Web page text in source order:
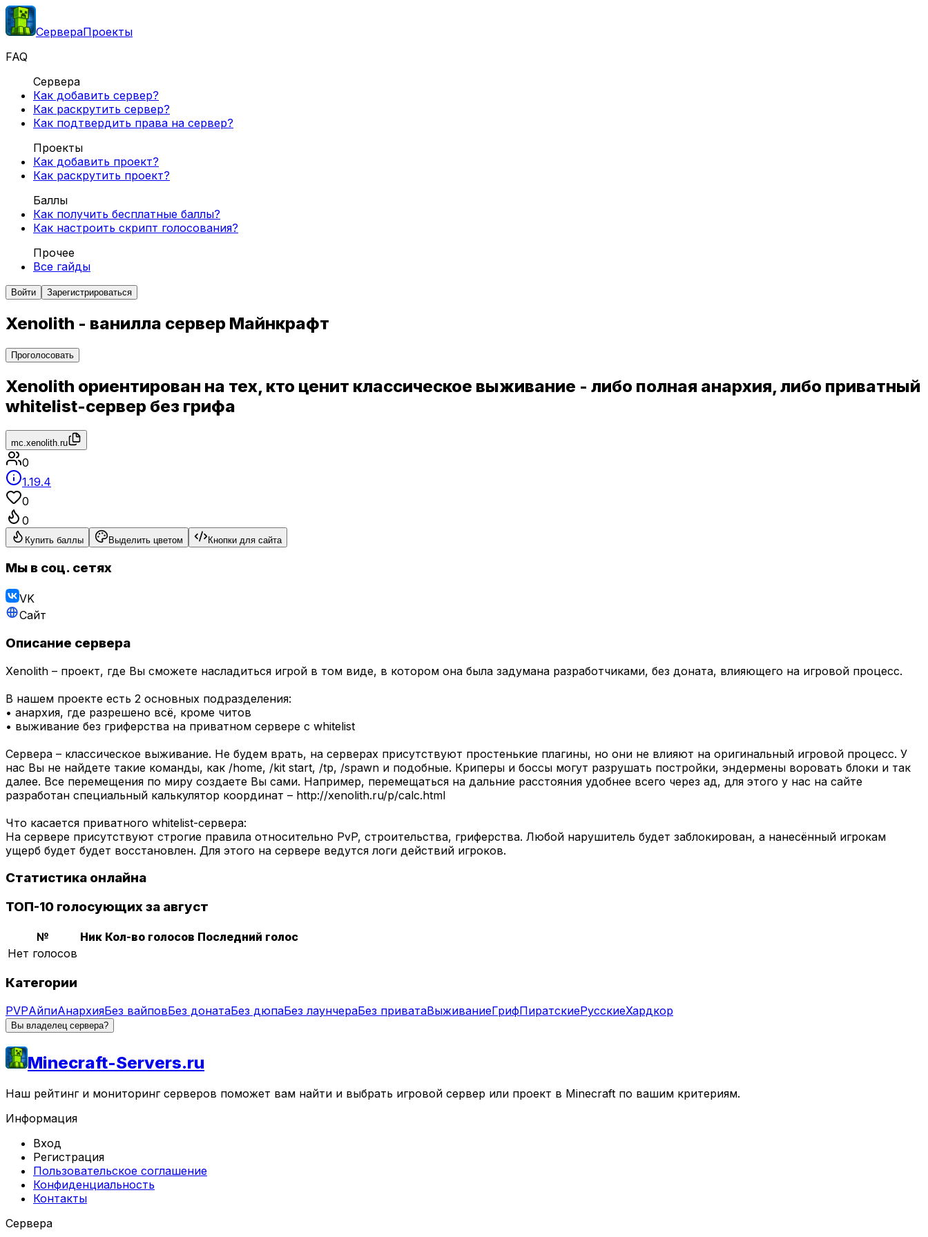
СервераПроекты
FAQ
Сервера
Как добавить сервер?
Как раскрутить сервер?
Как подтвердить права на сервер?
Проекты
Как добавить проект?
Как раскрутить проект?
Баллы
Как получить бесплатные баллы?
Как настроить скрипт голосования?
Прочее
Все гайды
Войти Зарегистрироваться
Xenolith - ванилла сервер Майнкрафт
Проголосовать
Xenolith ориентирован на тех, кто ценит классическое выживание - либо полная анархия, либо приватный
whitelist-сервер без грифа
mc.xenolith.ru
0
1.19.4
0
0
Купить баллы Выделить цветом Кнопки для сайта
Мы в соц. сетях
VK
Сайт
Описание сервера
Xenolith – проект, где Вы сможете насладиться игрой в том виде, в котором она была задумана разработчиками, без доната, влияющего на игровой процесс.
В нашем проекте есть 2 основных подразделения:
• анархия, где разрешено всё, кроме читов
• выживание без гриферства на приватном сервере с whitelist
Сервера – классическое выживание. Не будем врать, на серверах присутствуют простенькие плагины, но они не влияют на оригинальный игровой процесс. У
нас Вы не найдете такие команды, как /home, /kit start, /tp, /spawn и подобные. Криперы и боссы могут разрушать постройки, эндермены воровать блоки и так
далее. Все перемещения по миру создаете Вы сами. Например, перемещаться на дальние расстояния удобнее всего через ад, для этого у нас на сайте
разработан специальный калькулятор координат – http://xenolith.ru/p/calc.html
Что касается приватного whitelist-сервера:
На сервере присутствуют строгие правила относительно PvP, строительства, гриферства. Любой нарушитель будет заблокирован, а нанесённый игрокам
ущерб будет будет восстановлен. Для этого на сервере ведутся логи действий игроков.
Статистика онлайна
ТОП-10 голосующих за август
№ Ник Кол-во голосов Последний голос
Нет голосов
Категории
PVPАйпиАнархияБез вайповБез донатаБез дюпаБез лаунчераБез приватаВыживаниеГрифПиратскиеРусскиеХардкор
Вы владелец сервера?
Minecraft-Servers.ru
Наш рейтинг и мониторинг серверов поможет вам найти и выбрать игровой сервер или проект в Minecraft по вашим критериям.
Информация
Вход
Регистрация
Пользовательское соглашение
Конфиденциальность
Контакты
Сервера